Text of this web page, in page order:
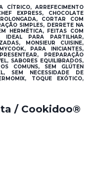
CÍTRICO, ARREFECIMENTO
EXPRESS, CHOCOLATE
CORTAR COM
SIMPLES, DERRETE NA
HERMÉTICA, FEITAS COM
IDEAL PARA PARTILHAR,
MONSIEUR CUISINE,
PARA INICIANTES,
PREPARAÇÃO
SABORES EQUILIBRADOS,
COMUNS, SEM GLÚTEN
SEM NECESSIDADE DE
TOQUE EXÓTICO,
/ Cookidoo®